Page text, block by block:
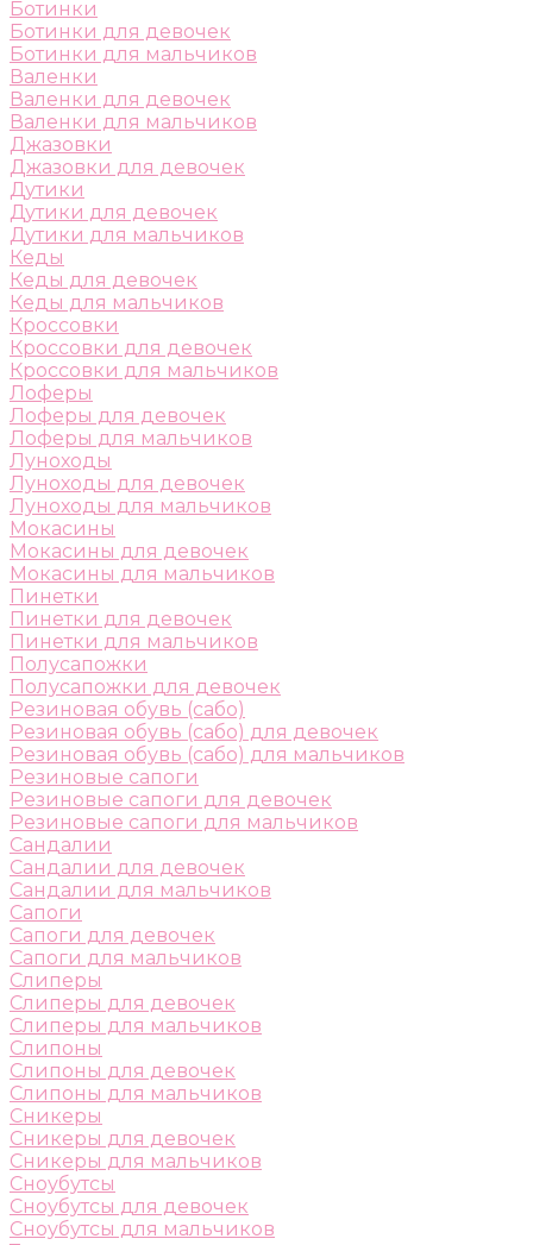
Ботинки
Ботинки для девочек
Ботинки для мальчиков
Валенки
Валенки для девочек
Валенки для мальчиков
Джазовки
Джазовки для девочек
Дутики
Дутики для девочек
Дутики для мальчиков
Кеды
Кеды для девочек
Кеды для мальчиков
Кроссовки
Кроссовки для девочек
Кроссовки для мальчиков
Лоферы
Лоферы для девочек
Лоферы для мальчиков
Луноходы
Луноходы для девочек
Луноходы для мальчиков
Мокасины
Мокасины для девочек
Мокасины для мальчиков
Пинетки
Пинетки для девочек
Пинетки для мальчиков
Полусапожки
Полусапожки для девочек
Резиновая обувь (сабо)
Резиновая обувь (сабо) для девочек
Резиновая обувь (сабо) для мальчиков
Резиновые сапоги
Резиновые сапоги для девочек
Резиновые сапоги для мальчиков
Сандалии
Сандалии для девочек
Сандалии для мальчиков
Сапоги
Сапоги для девочек
Сапоги для мальчиков
Слиперы
Слиперы для девочек
Слиперы для мальчиков
Слипоны
Слипоны для девочек
Слипоны для мальчиков
Сникеры
Сникеры для девочек
Сникеры для мальчиков
Сноубутсы
Сноубутсы для девочек
Сноубутсы для мальчиков